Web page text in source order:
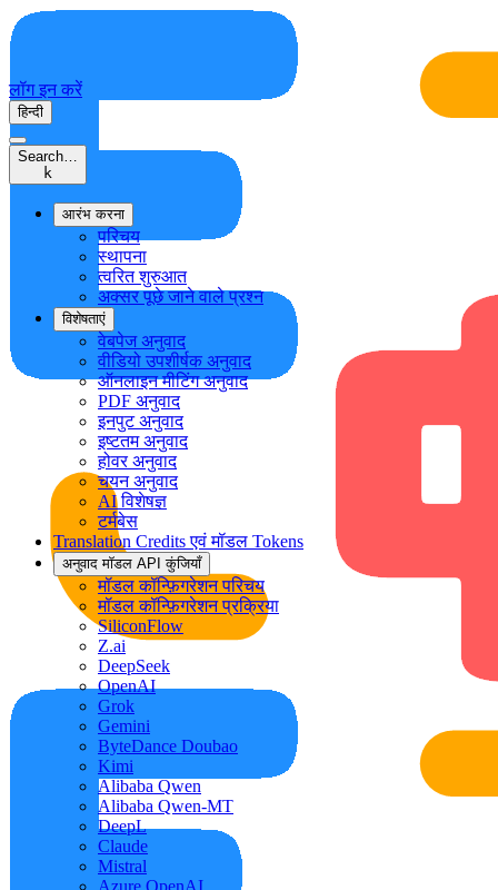
लॉग इन करें
हिन्दी
Search…
k
आरंभ करना
परिचय
स्थापना
त्वरित शुरुआत
अक्सर पूछे जाने वाले प्रश्न
विशेषताएं
वेबपेज अनुवाद
वीडियो उपशीर्षक अनुवाद
ऑनलाइन मीटिंग अनुवाद
PDF अनुवाद
इनपुट अनुवाद
इष्टतम अनुवाद
होवर अनुवाद
चयन अनुवाद
AI विशेषज्ञ
टर्मबेस
Translation Credits एवं मॉडल Tokens
अनुवाद मॉडल API कुंजियाँ
मॉडल कॉन्फ़िगरेशन परिचय
मॉडल कॉन्फ़िगरेशन प्रक्रिया
SiliconFlow
Z.ai
DeepSeek
OpenAI
Grok
Gemini
ByteDance Doubao
Kimi
Alibaba Qwen
Alibaba Qwen-MT
DeepL
Claude
Mistral
Azure OpenAI